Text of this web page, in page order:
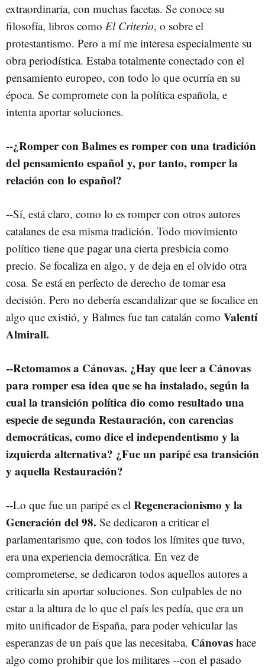
extraordinaria, con muchas facetas. Se conoce su
filosofía, libros como El Criterio, o sobre el
protestantismo. Pero a mí me interesa especialmente su
obra periodística. Estaba totalmente conectado con el
pensamiento europeo, con todo lo que ocurría en su
época. Se compromete con la política española, e
intenta aportar soluciones.
--¿Romper con Balmes es romper con una tradición
del pensamiento español y, por tanto, romper la
relación con lo español?
--Sí, está claro, como lo es romper con otros autores
catalanes de esa misma tradición. Todo movimiento
político tiene que pagar una cierta presbicia como
precio. Se focaliza en algo, y de deja en el olvido otra
cosa. Se está en perfecto de derecho de tomar esa
decisión. Pero no debería escandalizar que se focalice en
algo que existió, y Balmes fue tan catalán como Valentí
Almirall.
--Retomamos a Cánovas. ¿Hay que leer a Cánovas
para romper esa idea que se ha instalado, según la
cual la transición política dio como resultado una
especie de segunda Restauración, con carencias
democráticas, como dice el independentismo y la
izquierda alternativa? ¿Fue un paripé esa transición
y aquella Restauración?
--Lo que fue un paripé es el Regeneracionismo y la
Generación del 98. Se dedicaron a criticar el
parlamentarismo que, con todos los límites que tuvo,
era una experiencia democrática. En vez de
comprometerse, se dedicaron todos aquellos autores a
criticarla sin aportar soluciones. Son culpables de no
estar a la altura de lo que el país les pedía, que era un
mito unificador de España, para poder vehicular las
esperanzas de un país que las necesitaba. Cánovas hace
algo como prohibir que los militares --con el pasado